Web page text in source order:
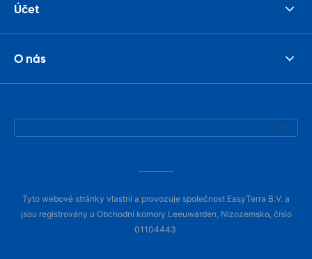
Účet
O nás
Tyto webové stránky vlastní a provozuje společnost EasyTerra B.V. a
jsou registrovány u Obchodní komory Leeuwarden, Nizozemsko, číslo
01104443.